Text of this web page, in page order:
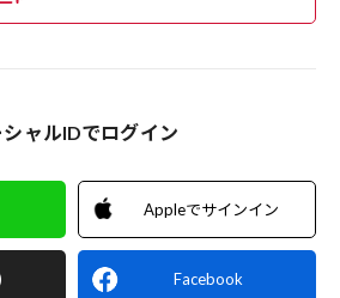
シャルIDでログイン
Appleでサインイン
Facebook